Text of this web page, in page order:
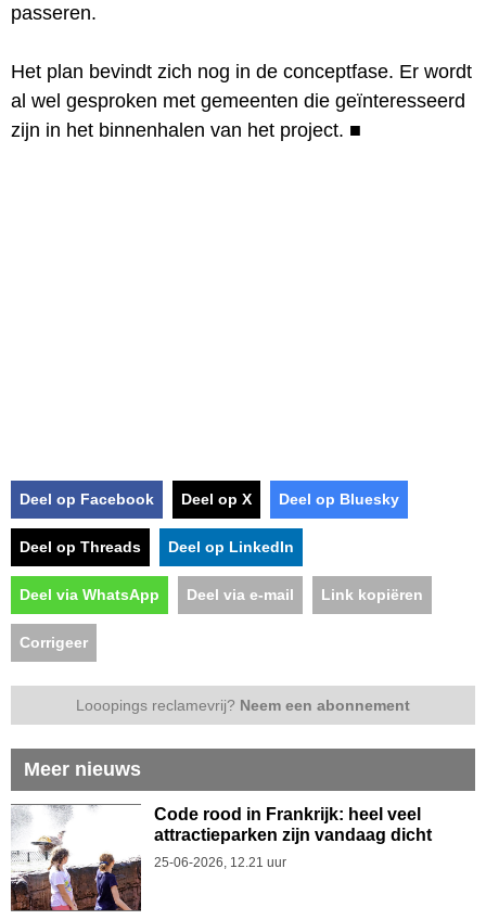
passeren.
Het plan bevindt zich nog in de conceptfase. Er wordt
al wel gesproken met gemeenten die geïnteresseerd
zijn in het binnenhalen van het project. ■
Deel op Facebook Deel op X Deel op Bluesky
Deel op Threads Deel op LinkedIn
Deel via WhatsApp Deel via e-mail Link kopiëren
Corrigeer
Looopings reclamevrij? Neem een abonnement
Meer nieuws
Code rood in Frankrijk: heel veel
attractieparken zijn vandaag dicht
25-06-2026, 12.21 uur